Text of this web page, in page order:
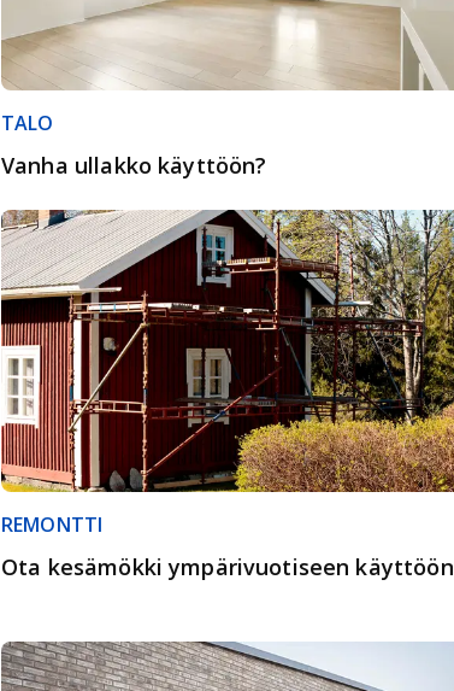
TALO
Vanha ullakko käyttöön?
REMONTTI
Ota kesämökki ympärivuotiseen käyttöön